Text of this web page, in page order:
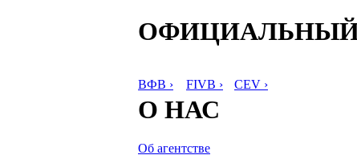
ВФВ › FIVB › CEV ›
О НАС
Об агентстве